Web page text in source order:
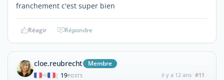
franchement c'est super bien
Réagir Répondre
cloe.reubrecht Membre
| 19POSTS il y a 12 ans #11